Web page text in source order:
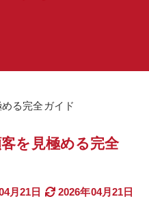
る完全ガイド
を見極める完全
月21日 2026年04月21日